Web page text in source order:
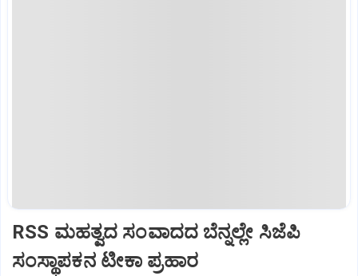
RSS ಮಹತ್ವದ ಸಂವಾದದ ಬೆನ್ನಲ್ಲೇ ಸಿಜೆಪಿ
ಸಂಸ್ಥಾಪಕನ ಟೀಕಾ ಪ್ರಹಾರ